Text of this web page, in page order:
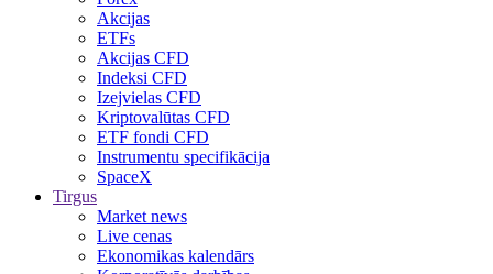
Akcijas
ETFs
Akcijas CFD
Indeksi CFD
Izejvielas CFD
Kriptovalūtas CFD
ETF fondi CFD
Instrumentu specifikācija
SpaceX
Tirgus
Market news
Live cenas
Ekonomikas kalendārs